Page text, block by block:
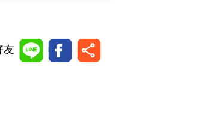
友